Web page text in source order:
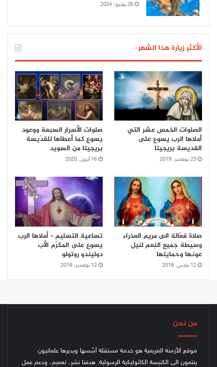
26 يونيو، 2024
الأكثر زيارة هذا الشهر
الصلوات الخمس عشر التي
أملاها الرب يسوع على
القديسة بريجيتا
23 نوفمبر، 2019
صلوات الأسرار السبعة ووعود
يسوع كما أعطاها للقدّيسة
بريجيتا من السويد
16 أبريل، 2020
صلاة فعّالة الى مريم العذراء
وسيطة جميع النِعم لنيل
عونها وحمايتها
12 مارس، 2018
تساعية التسليم – أملاها الرب
يسوع على المكرّم الأب
دوليندو روتولو
12 نوفمبر، 2019
من نحن
موقع الأزمنة المريمية هو خدمة مستقلة أسّسها ويديرها علمانيون
ينتمون الى الكنيسة الكاثوليكية الرسولية. هدفنا نشر، تعميم، ودعم عمل